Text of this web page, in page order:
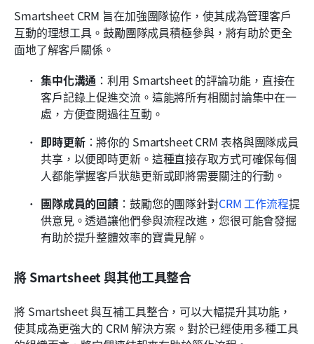
Smartsheet CRM 旨在加強團隊協作，使其成為管理客戶
互動的理想工具。鼓勵團隊成員積極參與，將有助於更全
面地了解客戶關係。
集中化溝通 ：利用 Smartsheet 的評論功能，直接在
客戶記錄上促進交流。這能將所有相關討論集中在一
處，方便查閱過往互動。
即時更新：將你的 Smartsheet CRM 表格與團隊成員
共享，以便即時更新。這種直接存取方式可確保每個
人都能掌握客戶狀態更新或即將需要關注的行動。
團隊成員的回饋 ：鼓勵您的團隊針對CRM 工作流程提
供意見。透過讓他們參與流程改進，您很可能會發掘
有助於提升整體效率的寶貴見解。
將 Smartsheet 與其他工具整合
將 Smartsheet 與互補工具整合，可以大幅提升其功能，
使其成為更強大的 CRM 解決方案。對於已經使用多種工具